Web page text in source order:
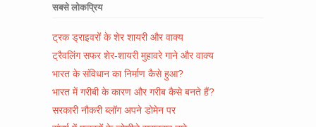
सबसे लोकप्रिय
ट्रक ड्राइवरों के शेर शायरी और वाक्य
ट्रैवलिंग सफर शेर-शायरी मुहावरे गाने और वाक्य
भारत के संविधान का निर्माण कैसे हुआ?
भारत में गरीबी के कारण और गरीब कैसे बनते हैं?
सरकारी नौकरी ब्लॉग अपने डोमेन पर